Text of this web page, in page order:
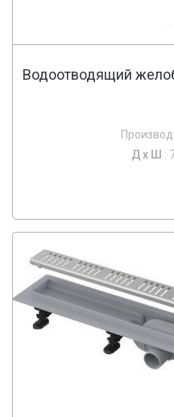
Водоотводящий
Д х Ш :